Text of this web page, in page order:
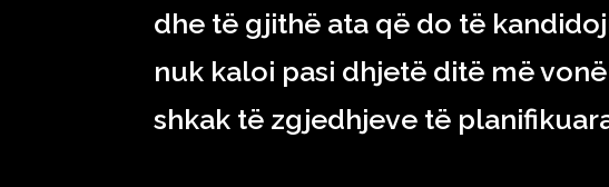
dhe të gjithë ata që do të
nuk kaloi pasi dhjetë ditë më
shkak të zgjedhjeve të